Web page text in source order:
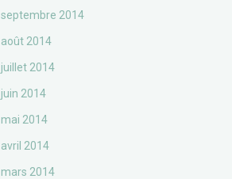
septembre 2014
août 2014
juillet 2014
juin 2014
mai 2014
avril 2014
mars 2014